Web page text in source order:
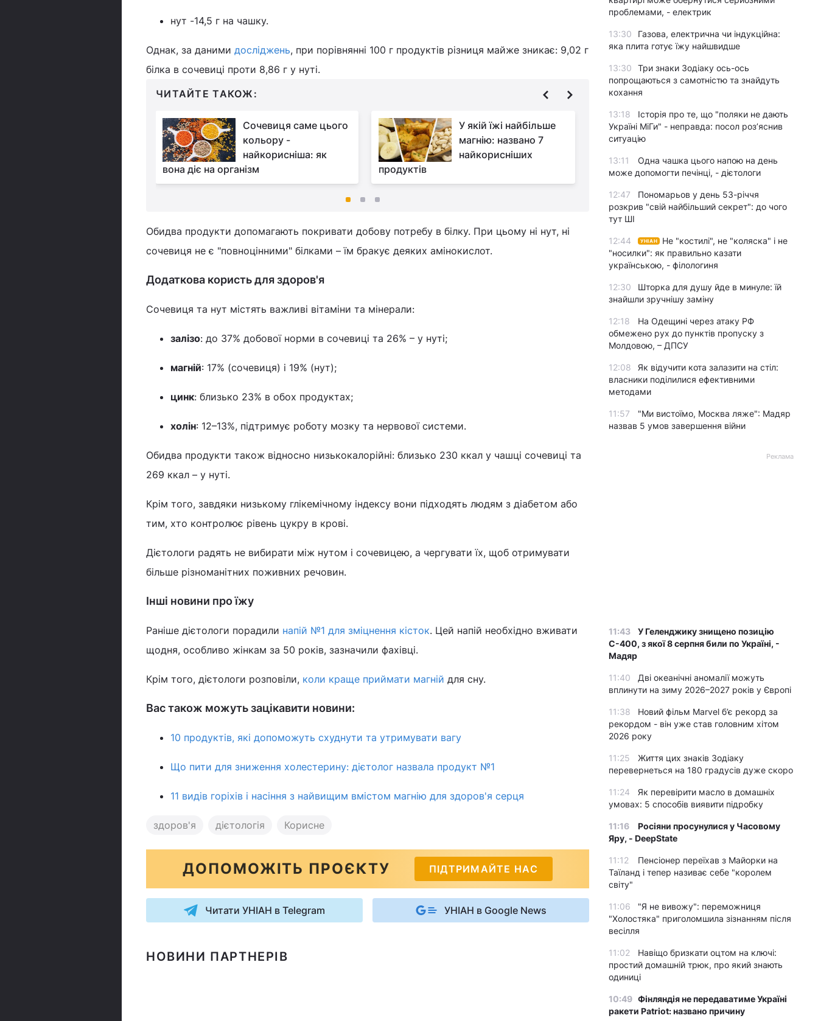
нут -14,5 г на чашку.
Однак, за даними досліджень, при порівнянні 100 г продуктів різниця майже зникає: 9,02 г
білка в сочевиці проти 8,86 г у нуті.
ЧИТАЙТЕ ТАКОЖ:
Сочевиця саме цього
кольору -
найкорисніша: як
вона діє на організм
У якій їжі найбільше
магнію: названо 7
найкорисніших
продуктів
Що буде, якщо щодня
пояснення дієтологині
Обидва продукти допомагають покривати добову потребу в білку. При цьому ні нут, ні
сочевиця не є "повноцінними" білками – їм бракує деяких амінокислот.
Додаткова користь для здоров'я
Сочевиця та нут містять важливі вітаміни та мінерали:
залізо: до 37% добової норми в сочевиці та 26% – у нуті;
магній: 17% (сочевиця) і 19% (нут);
цинк: близько 23% в обох продуктах;
холін: 12–13%, підтримує роботу мозку та нервової системи.
Обидва продукти також відносно низькокалорійні: близько 230 ккал у чашці сочевиці та
269 ккал – у нуті.
Крім того, завдяки низькому глікемічному індексу вони підходять людям з діабетом або
тим, хто контролює рівень цукру в крові.
Дієтологи радять не вибирати між нутом і сочевицею, а чергувати їх, щоб отримувати
більше різноманітних поживних речовин.
Інші новини про їжу
Раніше дієтологи порадили напій №1 для зміцнення кісток. Цей напій необхідно вживати
щодня, особливо жінкам за 50 років, зазначили фахівці.
Крім того, дієтологи розповіли, коли краще приймати магній для сну.
Вас також можуть зацікавити новини:
10 продуктів, які допоможуть схуднути та утримувати вагу
Що пити для зниження холестерину: дієтолог назвала продукт №1
11 видів горіхів і насіння з найвищим вмістом магнію для здоров'я серця
здоров'я дієтологія Корисне
ДОПОМОЖІТЬ ПРОЄКТУ ПІДТРИМАЙТЕ НАС
Читати УНІАН в Telegram УНІАН в Google News
НОВИНИ ПАРТНЕРІВ
проблемами, - електрик
13:30
Газова, електрична чи індукційна:
яка плита готує їжу найшвидше
13:30
Три знаки Зодіаку ось-ось
попрощаються з самотністю та знайдуть
кохання
13:18
Історія про те, що "поляки не дають
Україні МіГи" - неправда: посол роз’яснив
ситуацію
13:11
Одна чашка цього напою на день
може допомогти печінці, - дієтологи
12:47
Пономарьов у день 53-річчя
розкрив "свій найбільший секрет": до чого
тут ШІ
12:44 УНІАН
Не "костилі", не "коляска" і не
"носилки": як правильно казати
українською, - філологиня
12:30
Шторка для душу йде в минуле: їй
знайшли зручнішу заміну
12:18
На Одещині через атаку РФ
обмежено рух до пунктів пропуску з
Молдовою, – ДПСУ
12:08
Як відучити кота залазити на стіл:
власники поділилися ефективними
методами
11:57
"Ми вистоїмо, Москва ляже": Мадяр
назвав 5 умов завершення війни
Реклама
11:43
У Геленджику знищено позицію
С-400, з якої 8 серпня били по Україні, -
Мадяр
11:40
Дві океанічні аномалії можуть
вплинути на зиму 2026–2027 років у Європі
11:38
Новий фільм Marvel б’є рекорд за
рекордом - він уже став головним хітом
2026 року
11:25
Життя цих знаків Зодіаку
перевернеться на 180 градусів дуже скоро
11:24
Як перевірити масло в домашніх
умовах: 5 способів виявити підробку
11:16
Росіяни просунулися у Часовому
Яру, - DeepState
11:12
Пенсіонер переїхав з Майорки на
Таїланд і тепер називає себе "королем
світу"
11:06
"Я не вивожу": переможниця
"Холостяка" приголомшила зізнанням після
весілля
11:02
Навіщо бризкати оцтом на ключі:
простий домашній трюк, про який знають
одиниці
10:49 Фінляндія не передаватиме Україні
ракети Patriot: названо причину